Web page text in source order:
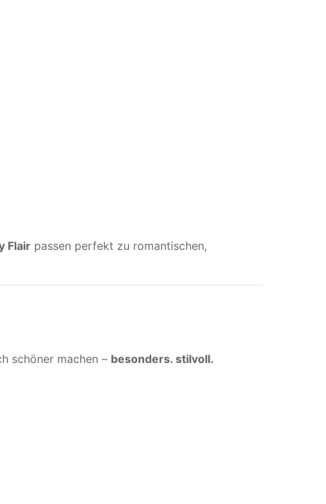
Flair passen perfekt zu romantischen,
schöner machen – besonders. stilvoll.